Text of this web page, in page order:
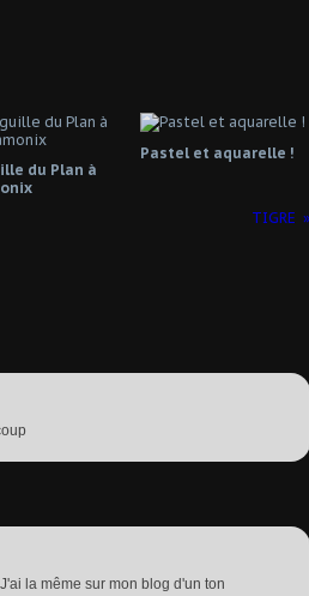
du Plan à
Pastel et aquarelle !
TIGRE
la même sur mon blog d'un ton